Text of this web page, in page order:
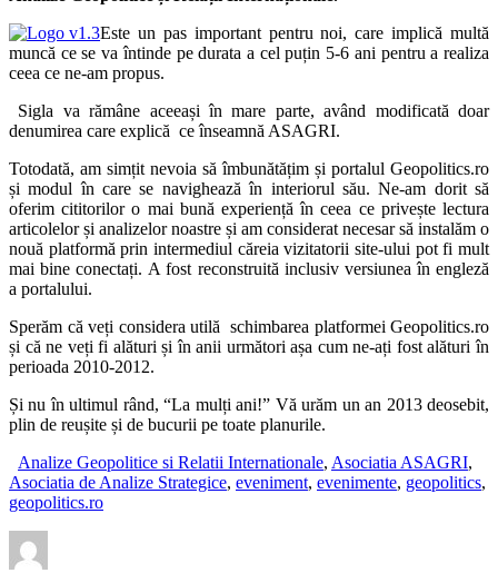
Este un pas important pentru noi, care implică multă
muncă ce se va întinde pe durata a cel puțin 5-6 ani pentru a realiza
ceea ce ne-am propus.
Sigla va rămâne aceeași în mare parte, având modificată doar
denumirea care explică ce înseamnă ASAGRI.
Totodată, am simțit nevoia să îmbunătățim și portalul Geopolitics.ro
și modul în care se navighează în interiorul său. Ne-am dorit să
oferim cititorilor o mai bună experiență în ceea ce privește lectura
articolelor și analizelor noastre și am considerat necesar să instalăm o
nouă platformă prin intermediul căreia vizitatorii site-ului pot fi mult
mai bine conectați. A fost reconstruită inclusiv versiunea în engleză
a portalului.
Sperăm că veți considera utilă schimbarea platformei Geopolitics.ro
și că ne veți fi alături și în anii următori așa cum ne-ați fost alături în
perioada 2010-2012.
Și nu în ultimul rând, “La mulți ani!” Vă urăm un an 2013 deosebit,
plin de reușite și de bucurii pe toate planurile.
Analize Geopolitice si Relatii Internationale, Asociatia ASAGRI,
Asociatia de Analize Strategice, eveniment, evenimente, geopolitics,
geopolitics.ro